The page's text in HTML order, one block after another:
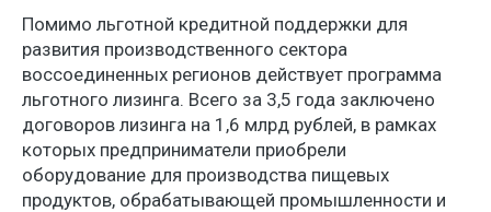
Помимо льготной кредитной поддержки для
развития производственного сектора
воссоединенных регионов действует программа
льготного лизинга. Всего за 3,5 года заключено
договоров лизинга на 1,6 млрд рублей, в рамках
которых предприниматели приобрели
оборудование для производства пищевых
продуктов, обрабатывающей промышленности и